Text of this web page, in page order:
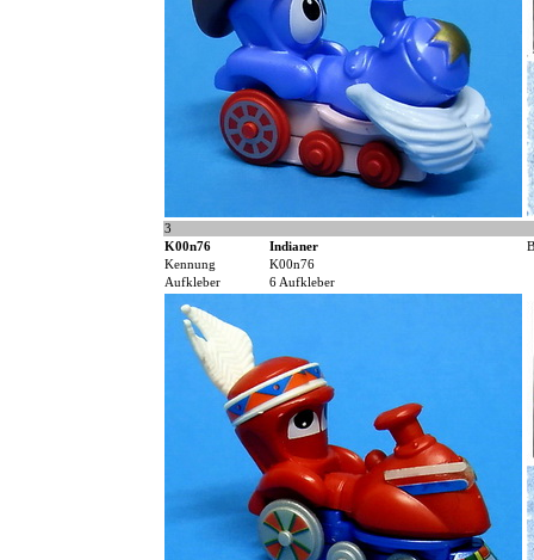
3
K00n76
Indianer
Kennung
K00n76
Aufkleber
6 Aufkleber